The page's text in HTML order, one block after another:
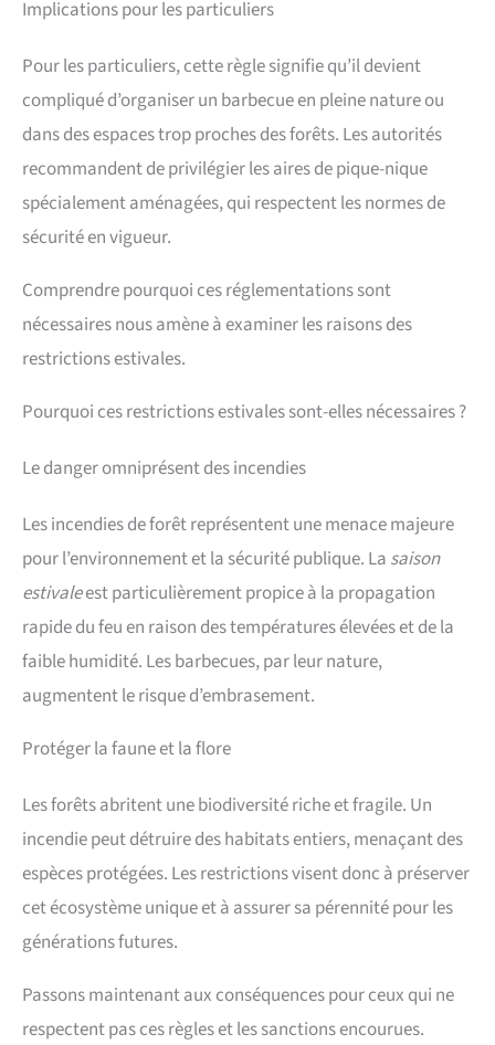
Implications pour les particuliers
Pour les particuliers, cette règle signifie qu’il devient
compliqué d’organiser un barbecue en pleine nature ou
dans des espaces trop proches des forêts. Les autorités
recommandent de privilégier les aires de pique-nique
spécialement aménagées, qui respectent les normes de
sécurité en vigueur.
Comprendre pourquoi ces réglementations sont
nécessaires nous amène à examiner les raisons des
restrictions estivales.
Pourquoi ces restrictions estivales sont-elles nécessaires ?
Le danger omniprésent des incendies
Les incendies de forêt représentent une menace majeure
pour l’environnement et la sécurité publique. La saison
estivaleest particulièrement propice à la propagation
rapide du feu en raison des températures élevées et de la
faible humidité. Les barbecues, par leur nature,
augmentent le risque d’embrasement.
Protéger la faune et la flore
Les forêts abritent une biodiversité riche et fragile. Un
incendie peut détruire des habitats entiers, menaçant des
espèces protégées. Les restrictions visent donc à préserver
cet écosystème unique et à assurer sa pérennité pour les
générations futures.
Passons maintenant aux conséquences pour ceux qui ne
respectent pas ces règles et les sanctions encourues.